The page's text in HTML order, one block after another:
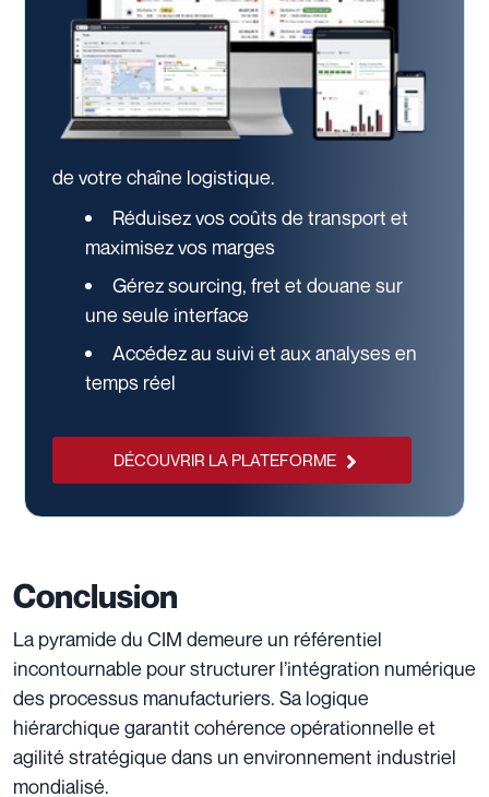
de votre chaîne logistique.
Réduisez vos coûts de transport et
maximisez vos marges
Gérez sourcing, fret et douane sur
une seule interface
Accédez au suivi et aux analyses en
temps réel
DÉCOUVRIR LA PLATEFORME
Conclusion
La pyramide du CIM demeure un référentiel
incontournable pour structurer l’intégration numérique
des processus manufacturiers. Sa logique
hiérarchique garantit cohérence opérationnelle et
agilité stratégique dans un environnement industriel
mondialisé.